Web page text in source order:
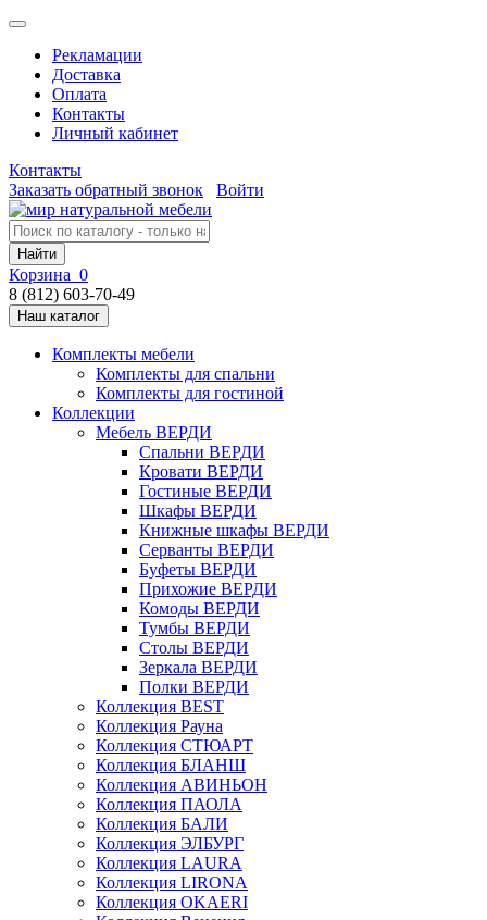
Рекламации
Доставка
Оплата
Контакты
Личный кабинет
Контакты
Заказать обратный звонок
Войти
Найти
Корзина 0
8 (812) 603-70-49
Наш каталог
Комплекты мебели
Комплекты для спальни
Комплекты для гостиной
Коллекции
Мебель ВЕРДИ
Спальни ВЕРДИ
Кровати ВЕРДИ
Гостиные ВЕРДИ
Шкафы ВЕРДИ
Книжные шкафы ВЕРДИ
Серванты ВЕРДИ
Буфеты ВЕРДИ
Прихожие ВЕРДИ
Комоды ВЕРДИ
Тумбы ВЕРДИ
Столы ВЕРДИ
Зеркала ВЕРДИ
Полки ВЕРДИ
Коллекция BEST
Коллекция Рауна
Коллекция СТЮАРТ
Коллекция БЛАНШ
Коллекция АВИНЬОН
Коллекция ПАОЛА
Коллекция БАЛИ
Коллекция ЭЛБУРГ
Коллекция LAURA
Коллекция LIRONA
Коллекция OKAERI